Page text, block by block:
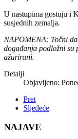
U nastupima gostuju i
susjednih zemalja.
NAPOMENA: Točni
događanja podložni su
ažurirani.
Detalji
Objavljeno:
Pret
Sljedeće
NAJAVE